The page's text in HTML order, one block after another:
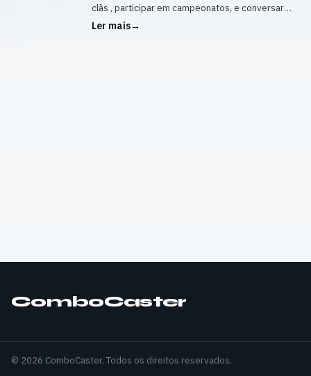
clãs , participar em campeonatos, e conversar
com membros do clã. O sistema de classes de
Ler mais→
ComboCaster
© 2026 ComboCaster. Todos os direitos reservados.